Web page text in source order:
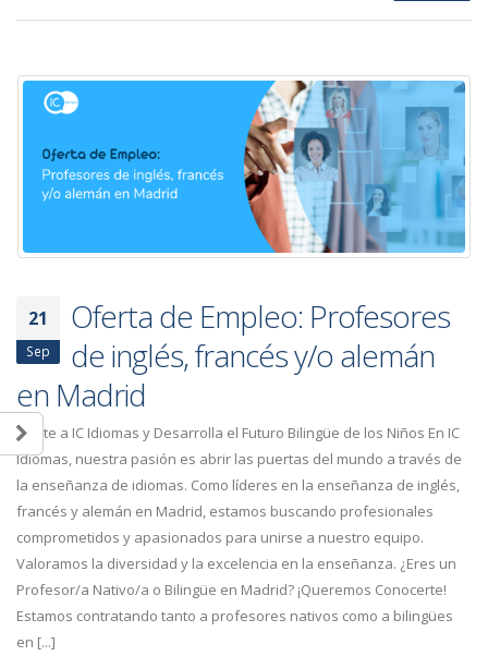
21
Sep
Oferta de Empleo: Profesores
de inglés, francés y/o alemán
en Madrid
Únete a IC Idiomas y Desarrolla el Futuro Bilingüe de los Niños En IC
Idiomas, nuestra pasión es abrir las puertas del mundo a través de
la enseñanza de idiomas. Como líderes en la enseñanza de inglés,
francés y alemán en Madrid, estamos buscando profesionales
comprometidos y apasionados para unirse a nuestro equipo.
Valoramos la diversidad y la excelencia en la enseñanza. ¿Eres un
Profesor/a Nativo/a o Bilingüe en Madrid? ¡Queremos Conocerte!
Estamos contratando tanto a profesores nativos como a bilingües
en [...]